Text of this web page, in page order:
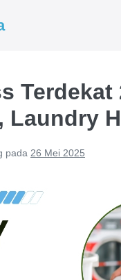
Terdekat
Laundry
pada 26 Mei 2025